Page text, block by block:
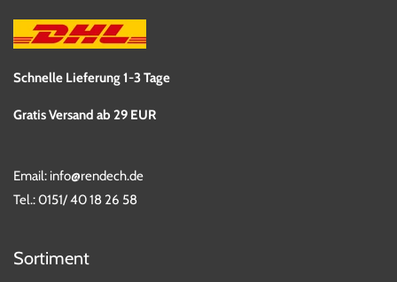
Schnelle Lieferung 1-3 Tage
Gratis Versand ab 29 EUR
Email: info@rendech.de
Tel.:0151/ 40 18 26 58
Sortiment